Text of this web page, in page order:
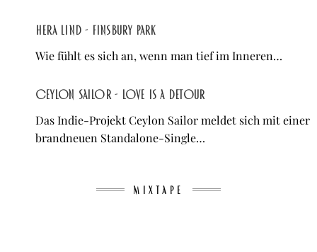
Hera Lind - Finsbury Park
Wie fühlt es sich an, wenn man tief im Inneren…
Ceylon Sailor - love is a detour
Das Indie-Projekt Ceylon Sailor meldet sich mit einer
brandneuen Standalone-Single…
MIXTAPE